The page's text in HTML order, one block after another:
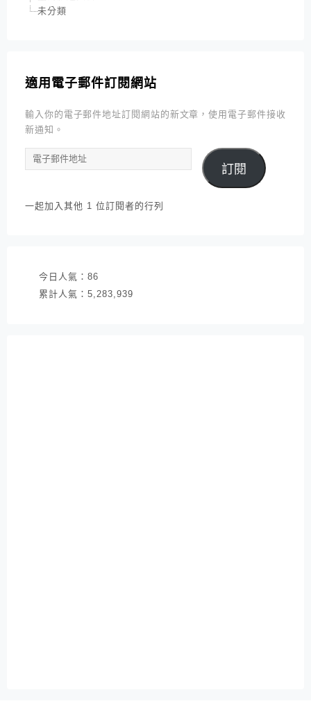
未分類
適用電子郵件訂閱網站
輸入你的電子郵件地址訂閱網站的新文章，使用電子郵件接收
新通知。
電
子
件
訂閱
一起加入其他 1 位訂閱者的行列
今日人氣： 86
累計人氣： 5,283,939